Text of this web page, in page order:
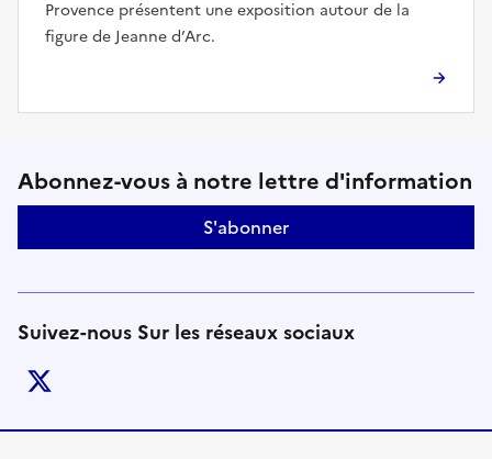
Provence présentent une exposition autour de la
figure de Jeanne d’Arc.
Suivez-nous sur le réseaux
Abonnez-vous à notre lettre d'information
S'abonner
Suivez-nous Sur les réseaux sociaux